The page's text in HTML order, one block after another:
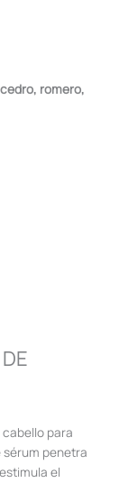
romero,
para
penetra
el